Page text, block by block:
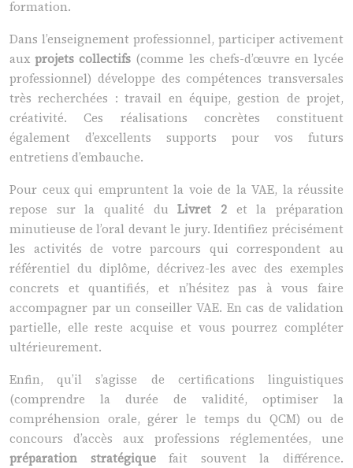
formation.
Dans l’enseignement professionnel, participer activement
auxprojets collectifs (comme les chefs-d’œuvre en lycée
professionnel) développe des compétences transversales
très recherchées : travail en équipe, gestion de projet,
créativité. Ces réalisations concrètes constituent
également d’excellents supports pour vos futurs
entretiens d’embauche.
Pour ceux qui empruntent la voie de la VAE, la réussite
repose sur la qualité duLivret 2 et la préparation
minutieuse de l’oral devant le jury. Identifiez précisément
les activités de votre parcours qui correspondent au
référentiel du diplôme, décrivez-les avec des exemples
concrets et quantifiés, et n’hésitez pas à vous faire
accompagner par un conseiller VAE. En cas de validation
partielle, elle reste acquise et vous pourrez compléter
ultérieurement.
Enfin, qu’il s’agisse de certifications linguistiques
(comprendre la durée de validité, optimiser la
compréhension orale, gérer le temps du QCM) ou de
concours d’accès aux professions réglementées, une
préparation stratégiquefait souvent la différence.